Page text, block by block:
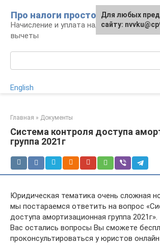
контенту
Про налоги просто
Начисление и уплата налогов, налоговые
вычеты
English
Главная » Документы
Система контроля доступа
группа 2021г
Юридическая тематика очень сложная
мы постараемся ответить на вопрос
доступа амортизационная группа
Вас остались вопросы Вы сможете
проконсультироваться у юристов
Для любых
сайту: